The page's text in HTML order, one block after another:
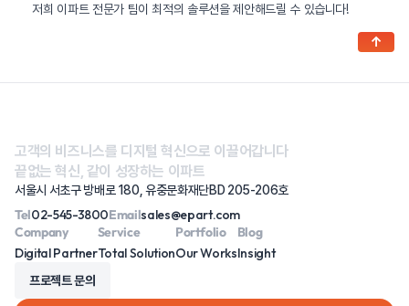
저희 이파트 전문가 팀이 최적의 솔루션을 제안해드릴 수 있습니다!
고객의 비즈니스를 디지털 혁신으로 이끌어갑니다
끝없는 혁신, 같이 성장하는 이파트
서울시 서초구 방배로 180, 유중문화재단BD 205-206호
Tel02-545-3800Emailsales@epart.com
Company
Digital Partner
Service
Total Solution
Portfolio
Our Works
Blog
Insight
프로젝트 문의
↑